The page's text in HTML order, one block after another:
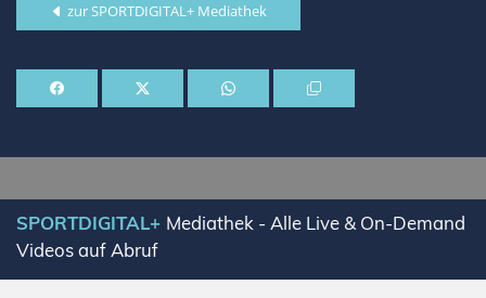
zur SPORTDIGITAL+ Mediathek
SPORTDIGITAL+ Mediathek - Alle Live & On-Demand
Videos auf Abruf